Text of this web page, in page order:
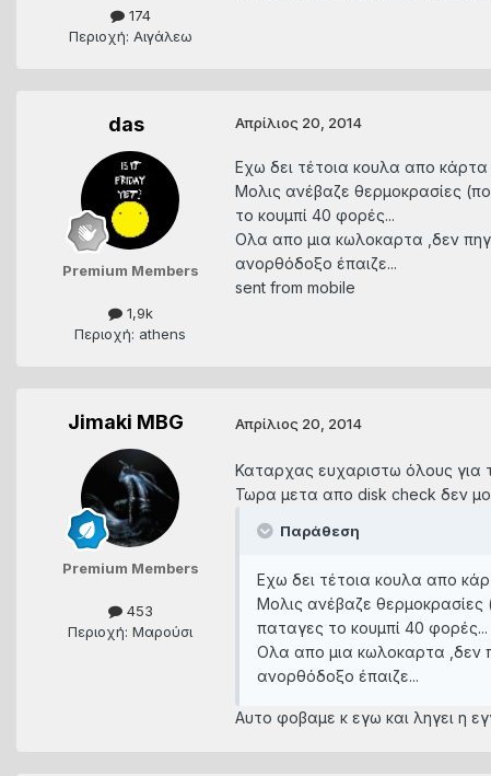
174
Περιοχή: Αιγάλεω
das
Premium Members
1,9k
Περιοχή: athens
Απρίλιος 20, 2014
Εχω δει τέτοια κουλα απο
Μολις ανέβαζε θερμοκρασίες
το κουμπί 40 φορές...
Ολα απο μια κωλοκαρτα ,δεν
ανορθόδοξο έπαιζε...
sent from mobile
Jimaki MBG
Premium Members
453
Περιοχή: Μαρούσι
Απρίλιος 20, 2014
Καταρχας ευχαριστω όλους για
Τωρα μετα απο disk check δεν
Παράθεση
Εχω δει τέτοια κουλα απο
Μολις ανέβαζε
παταγες το κουμπί 40 φορές...
Ολα απο μια κωλοκαρτα ,δεν
ανορθόδοξο έπαιζε...
Αυτο φοβαμε κ εγω και ληγει η